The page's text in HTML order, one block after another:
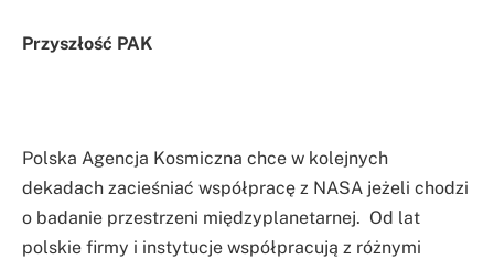
Przyszłość PAK
Polska Agencja Kosmiczna chce w kolejnych
dekadach zacieśniać współpracę z NASA jeżeli chodzi
o badanie przestrzeni międzyplanetarnej. Od lat
polskie firmy i instytucje współpracują z różnymi